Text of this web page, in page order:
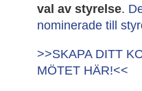
val av styrelse.
nominerade till
>>SKAPA DITT
MÖTET HÄR!<<